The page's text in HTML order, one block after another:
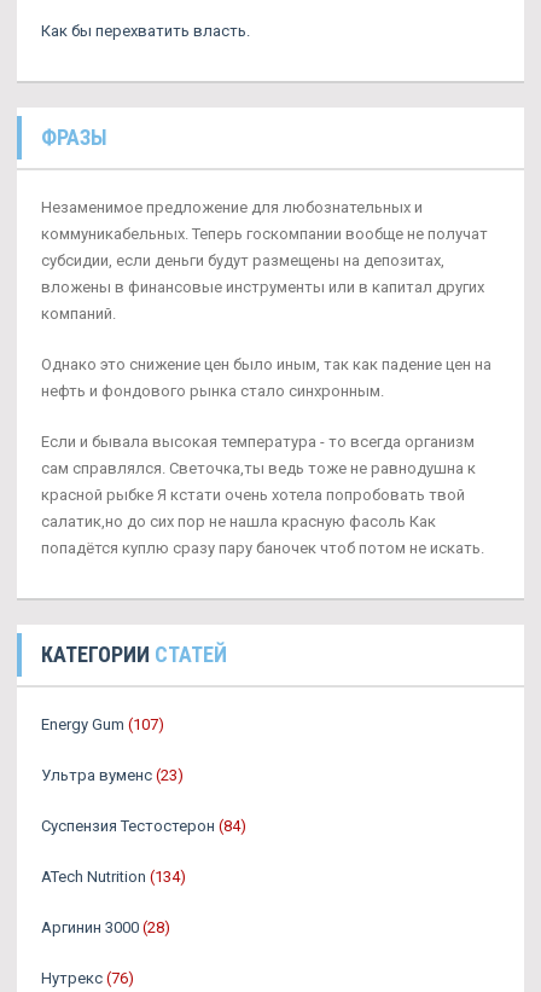
Как бы перехватить власть.
ФРАЗЫ
Незаменимое предложение для любознательных и
коммуникабельных. Теперь госкомпании вообще не получат
субсидии, если деньги будут размещены на депозитах,
вложены в финансовые инструменты или в капитал других
компаний.
Однако это снижение цен было иным, так как падение цен на
нефть и фондового рынка стало синхронным.
Если и бывала высокая температура - то всегда организм
сам справлялся. Светочка,ты ведь тоже не равнодушна к
красной рыбке Я кстати очень хотела попробовать твой
салатик,но до сих пор не нашла красную фасоль Как
попадётся куплю сразу пару баночек чтоб потом не искать.
КАТЕГОРИИ СТАТЕЙ
Energy Gum (107)
Ультра вуменс (23)
Суспензия Тестостерон (84)
ATech Nutrition (134)
Аргинин 3000 (28)
Нутрекс (76)